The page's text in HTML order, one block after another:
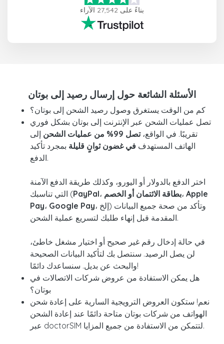
بناءً على 27,542 الآراء
الأسئلة الشائعة حول إرسال رصيد إلى بوتان
كم من الوقت يستغرق وصول رصيد الشحن إلى بوتان؟
تصل عمليات الشحن عبر الإنترنت إلى بوتان بشكل فوري
تقريبًا. في الواقع،تصل 99% من عمليات الشحن
إلى
الهاتف المستهدف في غضون ثوانٍ قليلة بمجرد تأكيد
الدفع.
اختر الدفع بالدولار أو اليورو، وكذلك طريقة الدفع الآمنة
التي تناسبك (PayPal، بطاقة الائتمان أو الخصم، Apple
Pay، Google Pay، إلخ) وتأكد من صحة جميع البيانات
المقدمة قبل إنهاء طلبك لتسريع عملية الشحن.
في حالة إدخال رقم غير صحيح أو اختيار مشغل خاطئ،
لن يصل الرصيد. سنتصل بك لتأكيد البيانات الصحيحة
والبحث عن بديل. سنساعدك دائمًا!
هل يمكن الاستفادة من عروض شركات الاتصالات في
بوتان؟
نعم! ستكون العروض الترويجية السارية على إعادة شحن
الهواتف من شركات بوتان متاحة دائمًا عند إعادة الشحن
عبر doctorSIM لتتمكن من الاستفادة من جميع المزايا.